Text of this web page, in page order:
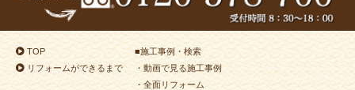
TOP
リフォームができるまで
■施工事例・検索
・動画で見る施工事例
・全面リフォーム